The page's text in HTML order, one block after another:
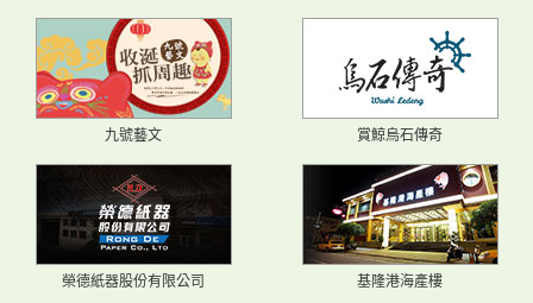
九號藝文 賞鯨烏石傳奇
榮德紙器股份有限公司 基隆港海產樓